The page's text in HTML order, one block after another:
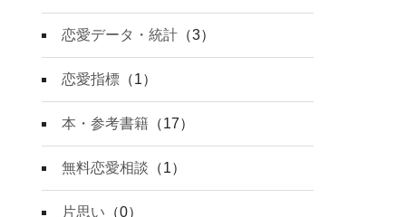
恋愛データ・統計 （3）
恋愛指標 （1）
本・参考書籍 （17）
無料恋愛相談 （1）
片思い （0）